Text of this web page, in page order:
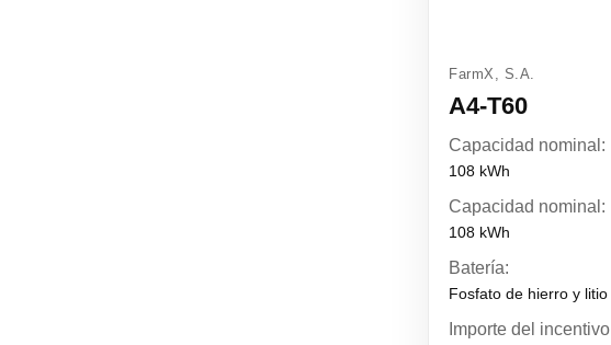
FarmX, S.A.
A4-T60
Capacidad nominal:
108 kWh
Capacidad nominal:
108 kWh
Batería:
Fosfato de hierro y litio
Importe del incentivo